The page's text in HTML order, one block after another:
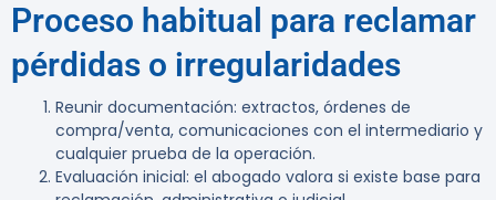
Proceso habitual para reclamar
pérdidas o irregularidades
Reunir documentación: extractos, órdenes de
compra/venta, comunicaciones con el intermediario y
cualquier prueba de la operación.
Evaluación inicial: el abogado valora si existe base para